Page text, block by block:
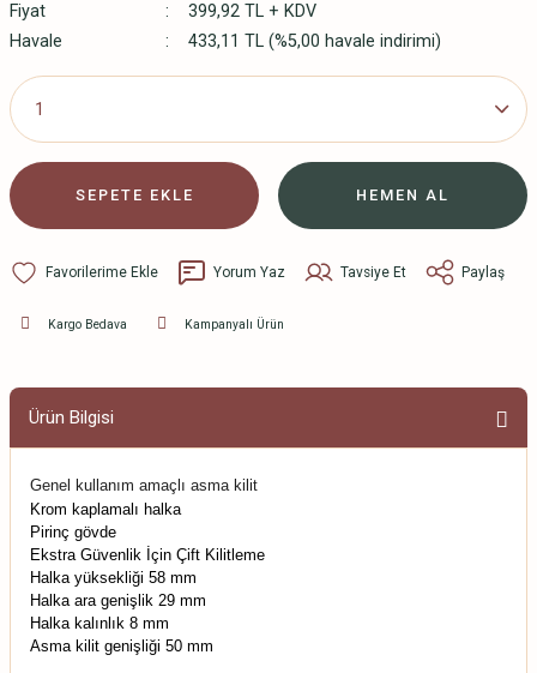
Fiyat
399,92 TL + KDV
Havale
433,11 TL (%5,00 havale indirimi)
SEPETE EKLE HEMEN AL
Yorum Yaz Tavsiye Et Paylaş
Kargo Bedava Kampanyalı Ürün
Ürün Bilgisi
Genel kullanım amaçlı asma kilit
Krom kaplamalı halka
Pirinç gövde
Ekstra Güvenlik İçin Çift Kilitleme
Halka yüksekliği 58 mm
Halka ara genişlik 29 mm
Halka kalınlık 8 mm
Asma kilit genişliği 50 mm